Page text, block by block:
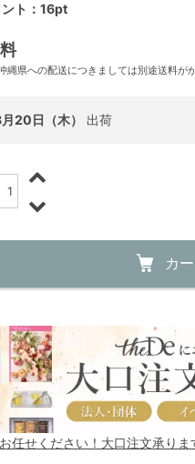
ト：16pt
縄県への配送につきましては別途送料が
20日（木） 出荷
カ
任せください！大口注文承り